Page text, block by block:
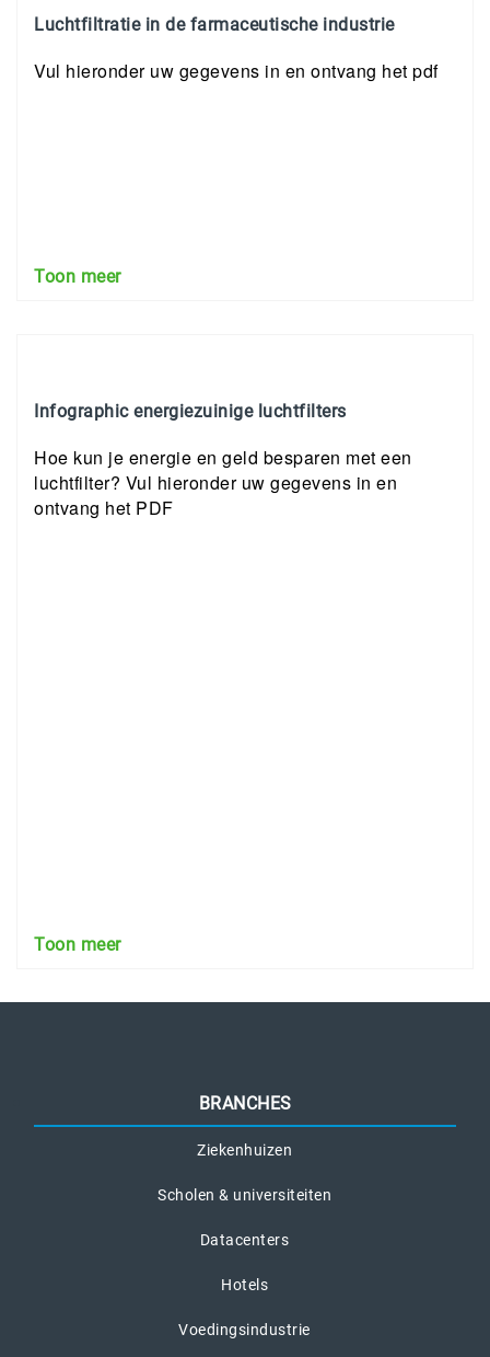
Luchtfiltratie in de farmaceutische industrie
Vul hieronder uw gegevens in en ontvang het pdf
Toon meer
Infographic energiezuinige luchtfilters
Hoe kun je energie en geld besparen met een
luchtfilter? Vul hieronder uw gegevens in en
ontvang het PDF
Toon meer
BRANCHES
Ziekenhuizen
Scholen & universiteiten
Datacenters
Hotels
Voedingsindustrie